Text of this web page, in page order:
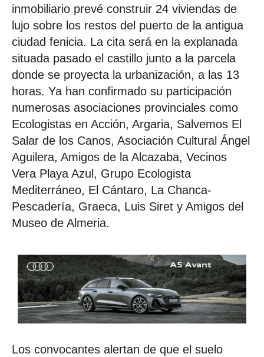
inmobiliario prevé construir 24 viviendas de
lujo sobre los restos del puerto de la antigua
ciudad fenicia. La cita será en la explanada
situada pasado el castillo junto a la parcela
donde se proyecta la urbanización, a las 13
horas. Ya han confirmado su participación
numerosas asociaciones provinciales como
Ecologistas en Acción, Argaria, Salvemos El
Salar de los Canos, Asociación Cultural Ángel
Aguilera, Amigos de la Alcazaba, Vecinos
Vera Playa Azul, Grupo Ecologista
Mediterráneo, El Cántaro, La Chanca-
Pescadería, Graeca, Luis Siret y Amigos del
Museo de Almeria.
Los convocantes alertan de que el suelo